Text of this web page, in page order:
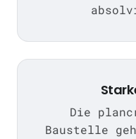
Die
Baustelle